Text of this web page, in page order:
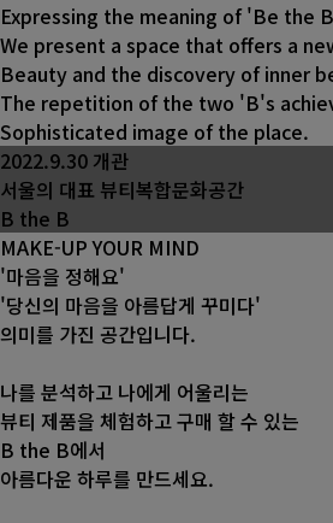
Expressing the meaning of 'Be the
We present a space that offers a
Beauty and the discovery of inner
The repetition of the two 'B's
Sophisticated image of the place.
2022.9.30 개관
서울의 대표 뷰티복합문화공간
B the B
MAKE-UP YOUR MIND
'마음을 정해요'
'당신의 마음을 아름답게 꾸미다'
의미를 가진 공간입니다.
나를 분석하고 나에게 어울리는
뷰티 제품을 체험하고 구매 할 수 있는
B the B에서
아름다운 하루를 만드세요.